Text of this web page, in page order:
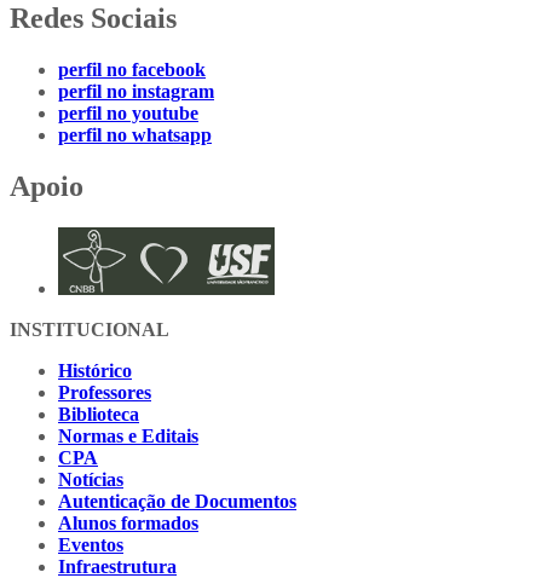
Redes Sociais
perfil no facebook
perfil no instagram
perfil no youtube
perfil no whatsapp
Apoio
INSTITUCIONAL
Histórico
Professores
Biblioteca
Normas e Editais
CPA
Notícias
Autenticação de Documentos
Alunos formados
Eventos
Infraestrutura